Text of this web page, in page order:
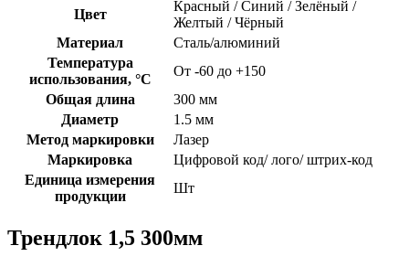
Цвет
Красный / Синий / Зелёный /
Желтый / Чёрный
Материал
Сталь/алюминий
Температура
использования, °C
От -60 до +150
Общая длина
300 мм
Диаметр
1.5 мм
Метод маркировки
Лазер
Маркировка
Цифровой код/ лого/ штрих-код
Единица измерения
продукции
Шт
Трендлок 1,5 300мм